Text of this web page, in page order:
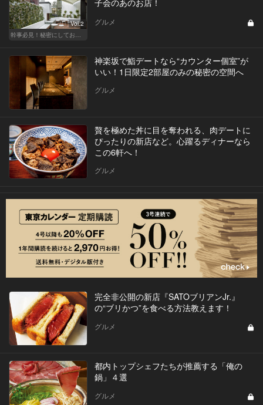
Vol.2
幹事必見！秘密にしておきたい都内BBQ
子会のあのお店！
グルメ
神楽坂で鮨デートなら“カウンター個室”が
いい！1日限定2部屋のみの秘密の空間へ
グルメ
贅を極めた丼に目を奪われる、肉デートに
ぴったりの新店など。心躍るディナーなら
この6軒へ！
グルメ
完全非公開の新店『SATOブリアンJr.』
の“ブリかつ”を食べる方法教えます！
グルメ
都内トップシェフたちが推薦する「俺の
鍋」４選
グルメ